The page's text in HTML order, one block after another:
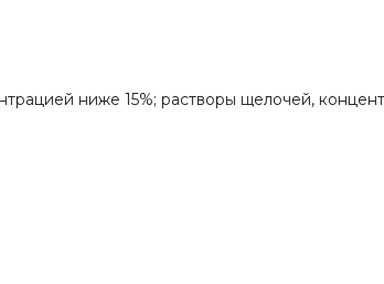
ниже 15%; растворы щелочей,